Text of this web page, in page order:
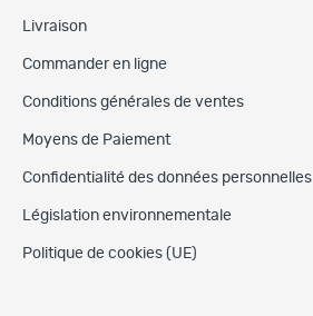
Livraison
Commander en ligne
Conditions générales de ventes
Moyens de Paiement
Confidentialité des données personnelles
Législation environnementale
Politique de cookies (UE)